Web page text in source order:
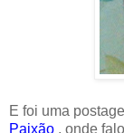
E foi uma
Paixão , onde